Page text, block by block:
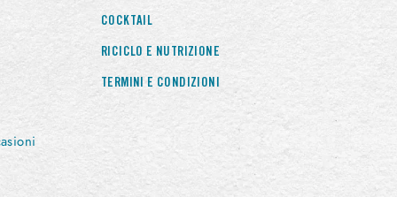
COCKTAIL
RICICLO E NUTRIZIONE
TERMINI E CONDIZIONI